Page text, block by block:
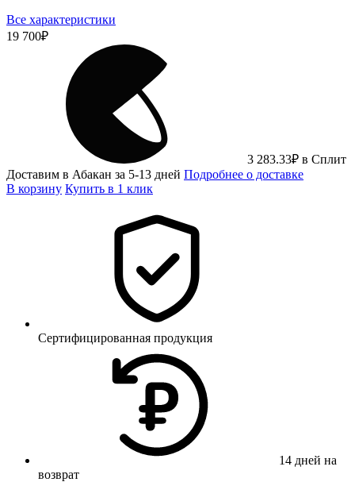
Все характеристики
19 700₽
3 283.33₽ в Сплит
Доставим в Абакан за 5-13 дней Подробнее о доставке
В корзину Купить в 1 клик
Сертифицированная продукция
14 дней на
возврат